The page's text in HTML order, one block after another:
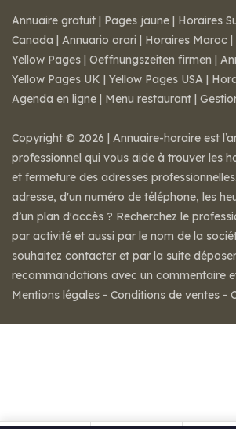
Annuaire gratuit | Pages jaune | Horaires
Canada | Annuario orari | Horaires Maroc |
Yellow Pages | Oeffnungszeiten firmen |
Yellow Pages UK | Yellow Pages USA |
Agenda en ligne | Menu restaurant |
Copyright © 2026 | Annuaire-horaire est
professionnel qui vous aide à trouver les
et fermeture des adresses
adresse, d'un numéro de téléphone, les
d’un plan d'accès ? Recherchez le
par activité et aussi par le nom de la
souhaitez contacter et par la suite
recommandations avec un commentaire
Mentions légales - Conditions de ventes -